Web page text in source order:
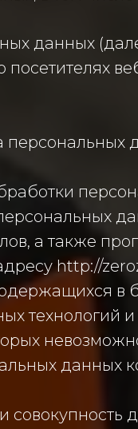
данных
а также
http://
в
технологий и
данных